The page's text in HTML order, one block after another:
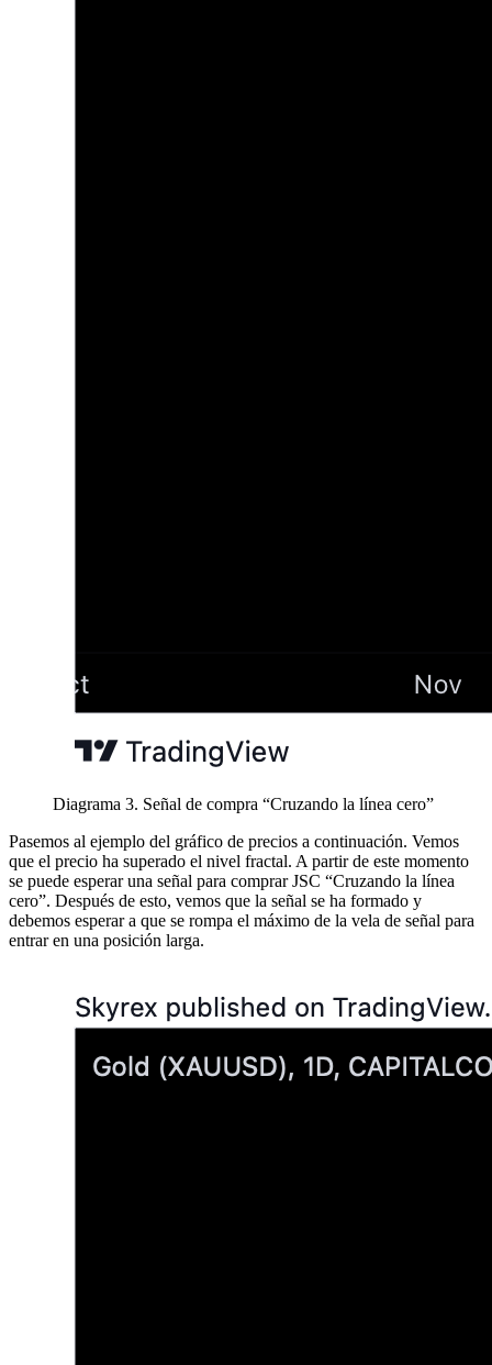
Diagrama 3. Señal de compra “Cruzando la línea cero”
Pasemos al ejemplo del gráfico de precios a continuación. Vemos
que el precio ha superado el nivel fractal. A partir de este momento
se puede esperar una señal para comprar JSC “Cruzando la línea
cero”. Después de esto, vemos que la señal se ha formado y
debemos esperar a que se rompa el máximo de la vela de señal para
entrar en una posición larga.